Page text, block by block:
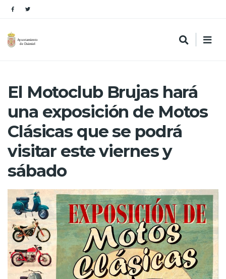
El Motoclub Brujas hará
una exposición de Motos
Clásicas que se podrá
visitar este viernes y
sábado